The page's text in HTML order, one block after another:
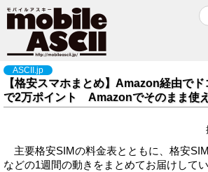
ASCII.jp
【格安スマホまとめ】Amazon経由で
で2万ポイント Amazonでそのまま使
主要格安SIMの料金表とともに、格安
などの1週間の動きをまとめてお届けして